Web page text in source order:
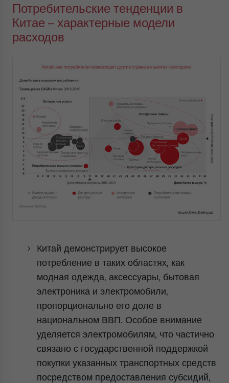
Потребительские тенденции в
Китае – характерные модели
расходов
Китай демонстрирует высокое
потребление в таких областях, как
модная одежда, аксессуары, бытовая
электроника и электромобили,
пропорционально его доле в
национальном ВВП. Особое внимание
уделяется электромобилям, что частично
связано с государственной поддержкой
покупки указанных транспортных средств
посредством предоставления субсидий,